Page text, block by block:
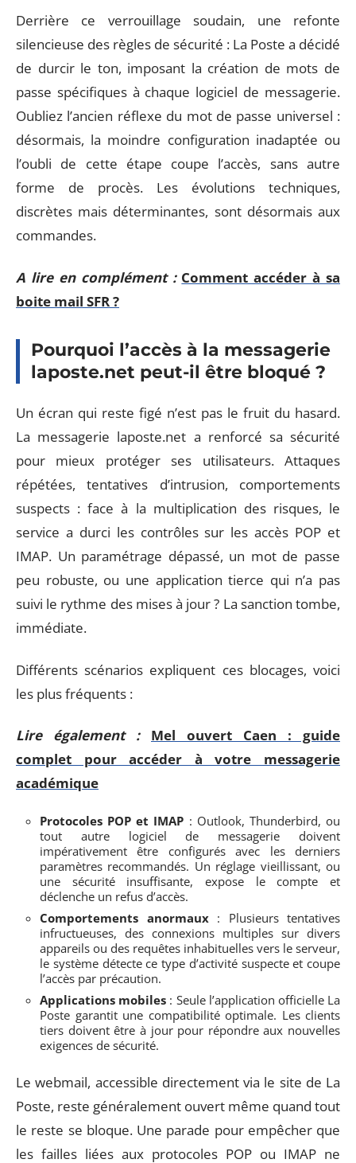
Derrière ce verrouillage soudain, une refonte
silencieuse des règles de sécurité : La Poste a décidé
de durcir le ton, imposant la création de mots de
passe spécifiques à chaque logiciel de messagerie.
Oubliez l’ancien réflexe du mot de passe universel :
désormais, la moindre configuration inadaptée ou
l’oubli de cette étape coupe l’accès, sans autre
forme de procès. Les évolutions techniques,
discrètes mais déterminantes, sont désormais aux
commandes.
A lire en complément : Comment accéder à sa
boite mail SFR ?
Pourquoi l’accès à la messagerie
laposte.net peut-il être bloqué ?
Un écran qui reste figé n’est pas le fruit du hasard.
La messagerie laposte.net a renforcé sa sécurité
pour mieux protéger ses utilisateurs. Attaques
répétées, tentatives d’intrusion, comportements
suspects : face à la multiplication des risques, le
service a durci les contrôles sur les accès POP et
IMAP. Un paramétrage dépassé, un mot de passe
peu robuste, ou une application tierce qui n’a pas
suivi le rythme des mises à jour ? La sanction tombe,
immédiate.
Différents scénarios expliquent ces blocages, voici
les plus fréquents :
Lire également :
Mel ouvert Caen : guide
complet pour accéder à votre messagerie
académique
Protocoles POP et IMAP : Outlook, Thunderbird, ou
tout autre logiciel de messagerie doivent
impérativement être configurés avec les derniers
paramètres recommandés. Un réglage vieillissant, ou
une sécurité insuffisante, expose le compte et
déclenche un refus d’accès.
Comportements anormaux: Plusieurs tentatives
infructueuses, des connexions multiples sur divers
appareils ou des requêtes inhabituelles vers le serveur,
le système détecte ce type d’activité suspecte et coupe
l’accès par précaution.
Applications mobiles : Seule l’application officielle La
Poste garantit une compatibilité optimale. Les clients
tiers doivent être à jour pour répondre aux nouvelles
exigences de sécurité.
Le webmail, accessible directement via le site de La
Poste, reste généralement ouvert même quand tout
le reste se bloque. Une parade pour empêcher que
les failles liées aux protocoles POP ou IMAP ne